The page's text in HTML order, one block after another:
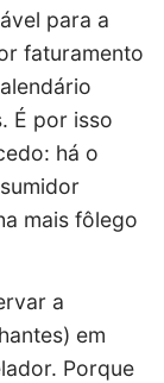
para a
faturamento
É por isso
há o
mais fôlego
a
em
Porque